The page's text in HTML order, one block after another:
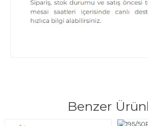
Benzer